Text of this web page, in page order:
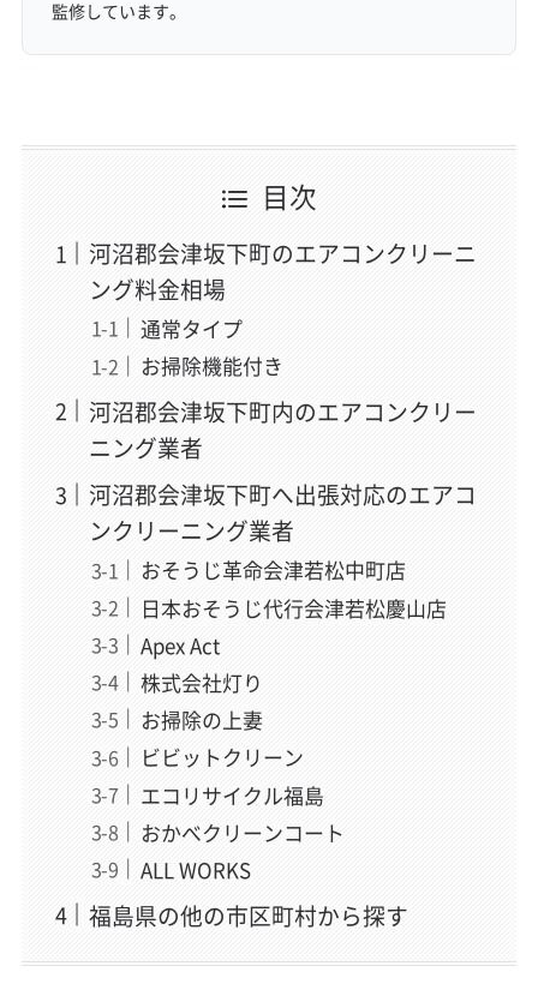
監修しています。
目次
河沼郡会津坂下町のエアコンクリーニ
ング料金相場
通常タイプ
お掃除機能付き
河沼郡会津坂下町内のエアコンクリー
ニング業者
河沼郡会津坂下町へ出張対応のエアコ
ンクリーニング業者
おそうじ革命会津若松中町店
日本おそうじ代行会津若松慶山店
Apex Act
株式会社灯り
お掃除の上妻
ビビットクリーン
エコリサイクル福島
おかべクリーンコート
ALL WORKS
福島県の他の市区町村から探す